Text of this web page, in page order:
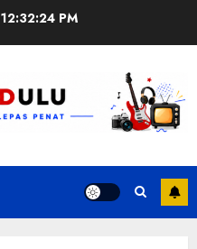
12:32:25 PM